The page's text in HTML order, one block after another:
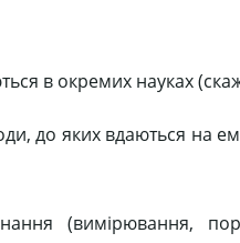
в окремих науках
до яких вдаються на
(вимірювання,